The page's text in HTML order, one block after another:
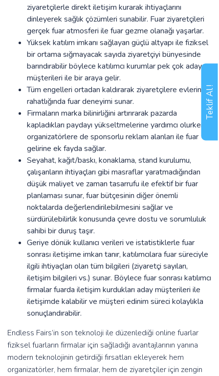
ziyaretçilerle direkt iletişim kurarak ihtiyaçlarını
dinleyerek sağlık çözümleri sunabilir. Fuar ziyaretçileri
gerçek fuar atmosferi ile fuar gezme olanağı yaşarlar.
Yüksek katılım imkanı sağlayan güçlü altyapı ile fiziksel
bir ortama sığmayacak sayıda ziyaretçiyi bünyesinde
barındırabilir böylece katılımcı kurumlar pek çok aday
müşterileri ile bir araya gelir.
Tüm engelleri ortadan kaldırarak ziyaretçilere evlerinin
rahatlığında fuar deneyimi sunar.
Firmaların marka bilinirliğini artırırarak pazarda
kapladıkları paydayı yükseltmelerine yardımcı olurken
organizatörlere de sponsorlu reklam alanları ile fuar
gelirine ek fayda sağlar.
Seyahat, kağıt/baskı, konaklama, stand kurulumu,
çalışanların ihtiyaçları gibi masraflar yaratmadığından
düşük maliyet ve zaman tasarrufu ile efektif bir fuar
planlaması sunar, fuar bütçesinin diğer önemli
noktalarda değerlendirilebilmesini sağlar ve
sürdürülebilirlik konusunda çevre dostu ve sorumluluk
sahibi bir duruş taşır.
Geriye dönük kullanıcı verileri ve istatistiklerle fuar
sonrası iletişime imkan tanır, katılımcılara fuar süreciyle
ilgili ihtiyaçları olan tüm bilgileri (ziyaretçi sayıları,
iletişim bilgileri vs.) sunar. Böylece fuar sonrası katılımcı
firmalar fuarda iletişim kurdukları aday müşterileri ile
iletişimde kalabilir ve müşteri edinim süreci kolaylıkla
sonuçlandırabilir.
Endless Fairs’in son teknoloji ile düzenlediği online fuarlar
fiziksel fuarların firmalar için sağladığı avantajlarının yanına
modern teknolojinin getirdiği fırsatları ekleyerek hem
organizatörler, hem firmalar, hem de ziyaretçiler için zengin
Teklif Al !